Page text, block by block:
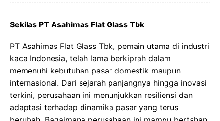
Sekilas PT Asahimas Flat Glass Tbk
PT Asahimas Flat Glass Tbk, pemain utama di industri
kaca Indonesia, telah lama berkiprah dalam
memenuhi kebutuhan pasar domestik maupun
internasional. Dari sejarah panjangnya hingga inovasi
terkini, perusahaan ini menunjukkan resiliensi dan
adaptasi terhadap dinamika pasar yang terus